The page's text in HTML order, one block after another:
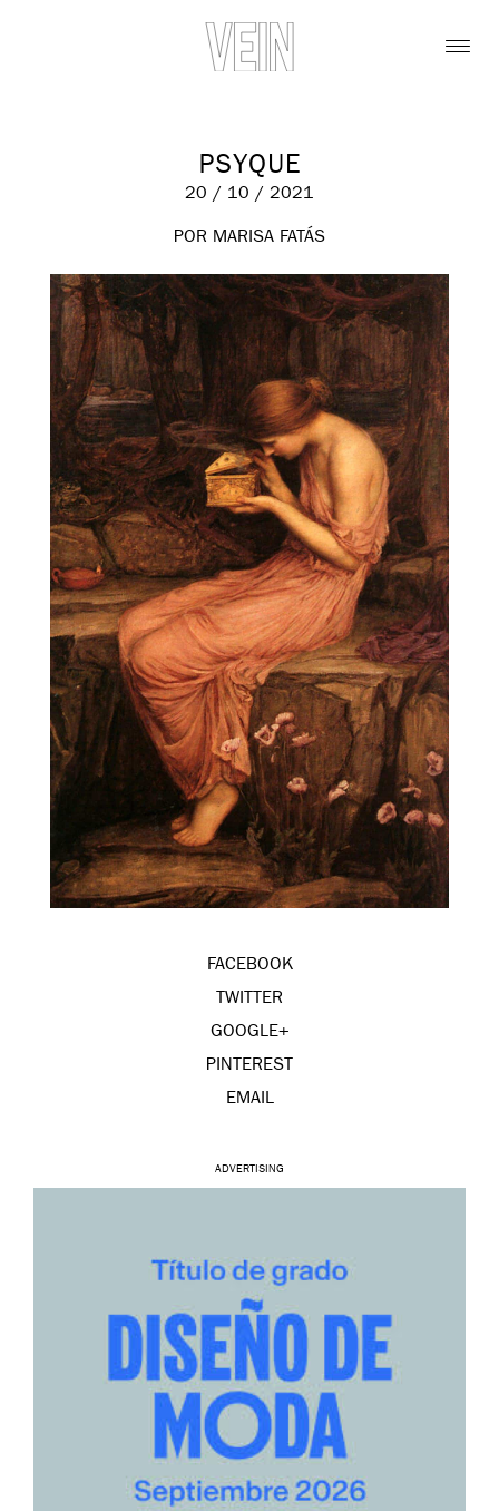
PSYQUE
20 / 10 / 2021
POR MARISA FATÁS
FACEBOOK
TWITTER
GOOGLE+
PINTEREST
EMAIL
ADVERTISING